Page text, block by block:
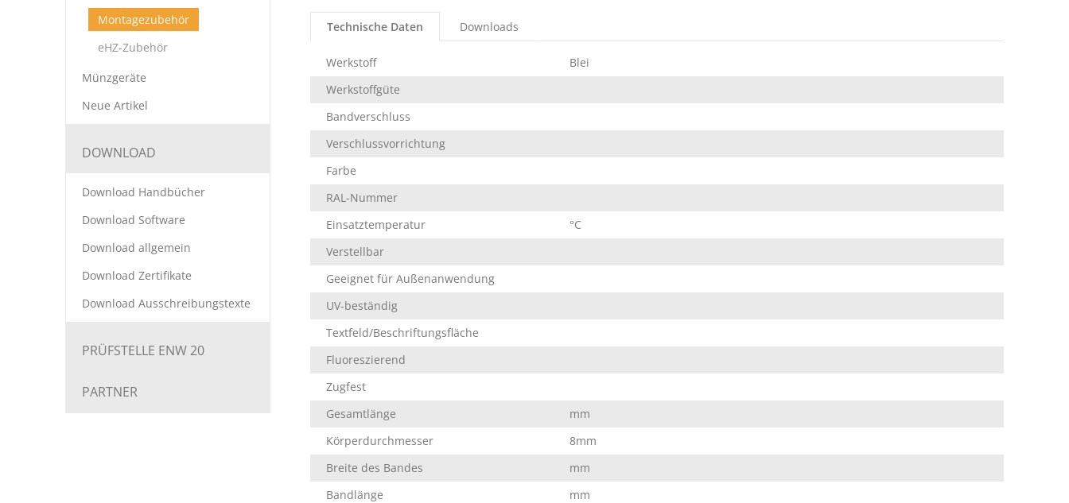
Montagezubehör
eHZ-Zubehör
Münzgeräte
Neue Artikel
DOWNLOAD
Download Handbücher
Download Software
Download allgemein
Download Zertifikate
Download Ausschreibungstexte
PRÜFSTELLE ENW 20
PARTNER
Technische Daten Downloads
Werkstoff
Blei
Werkstoffgüte
Bandverschluss
Verschlussvorrichtung
Farbe
RAL-Nummer
Einsatztemperatur
°C
Verstellbar
Geeignet für Außenanwendung
UV-beständig
Textfeld/Beschriftungsfläche
Fluoreszierend
Zugfest
Gesamtlänge
mm
Körperdurchmesser
8mm
Breite des Bandes
mm
Bandlänge
mm